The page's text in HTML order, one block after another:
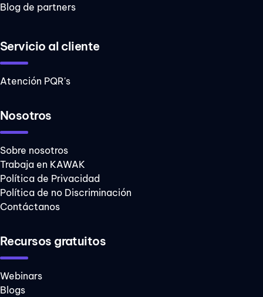
Blog de partners
Servicio al cliente
Atención PQR's
Nosotros
Sobre nosotros
Trabaja en KAWAK
Política de Privacidad
Política de no Discriminación
Contáctanos
Recursos gratuitos
Webinars
Blogs